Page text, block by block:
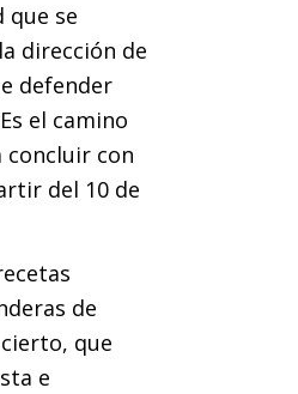
que se
dirección de
defender
el camino
con
del 10 de
de
que
e